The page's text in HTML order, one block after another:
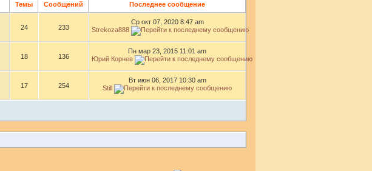
Темы Сообщений Последнее сообщение
24 233
Ср окт 07, 2020 8:47 am
Strekoza888
18 136
Пн мар 23, 2015 11:01 am
Юрий Корнев
17 254
Вт июн 06, 2017 10:30 am
Still